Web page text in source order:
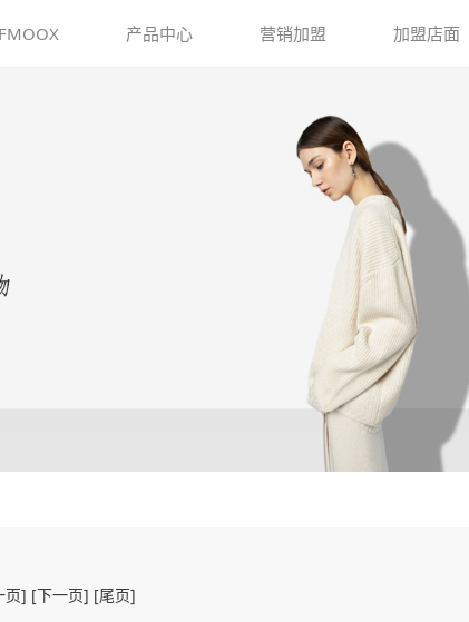
产品中心 营销加盟 加盟店面
页] [下一页] [尾页]